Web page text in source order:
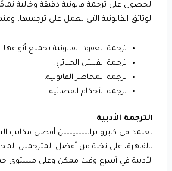
الحصول على ترجمة قانونية دقيقة وخالية
الوثائق القانونية التي نعمل على ترجمتها،
ترجمة العقود القانونية بجميع أنواعها.
ترجمة الفيش الجنائي.
ترجمة المحاضر القانونية.
ترجمة الأحكام القضائية.
الترجمة الأدبية
نعتمد في كايرو ترانسليشن أفضل مكاتب
بالقاهرة، على نخبة من أفضل المترجمين
الأدبية في أسرع وقت ممكن وعلى مستوى